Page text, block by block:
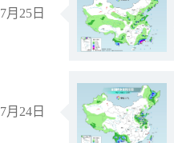
7月25日
7月24日